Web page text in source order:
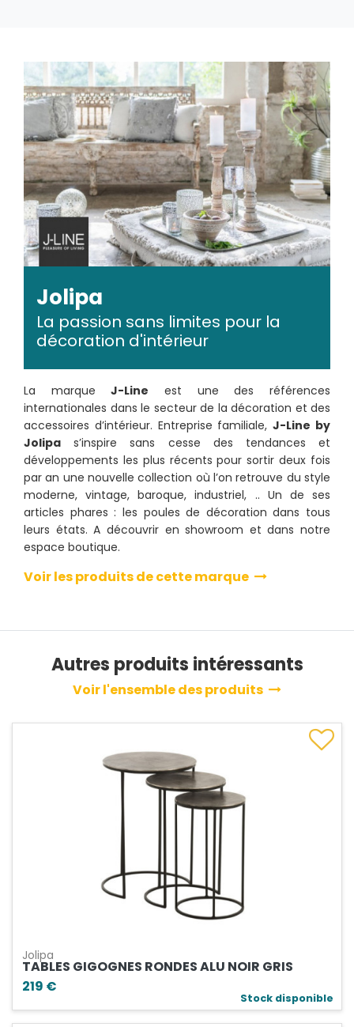
Jolipa
La passion sans limites pour la
décoration d'intérieur
La marqueJ-Line est une des références
internationales dans le secteur de la décoration et des
accessoires d’intérieur. Entreprise familiale,J-Line by
Jolipa s’inspire sans cesse des tendances et
développements les plus récents pour sortir deux fois
par an une nouvelle collection où l’on retrouve du style
moderne, vintage, baroque, industriel, .. Un de ses
articles phares : les poules de décoration dans tous
leurs états. A découvrir en showroom et dans notre
espace boutique.
Voir les produits de cette marque
Autres produits intéressants
Voir l'ensemble des produits
Jolipa
TABLES GIGOGNES RONDES ALU NOIR GRIS
219 €
Stock disponible